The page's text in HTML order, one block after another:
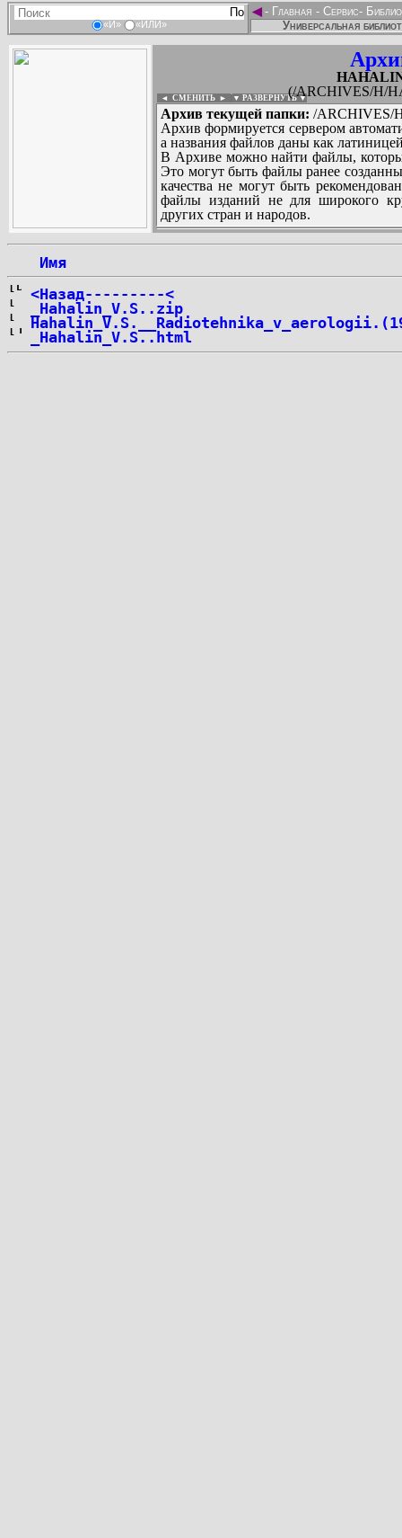
«И» «ИЛИ»
◄- Главная - Сервис-
Универсальная
(/ARCHIVES/H/
◄ СМЕНИТЬ ► ▼ РАЗВЕРНУТЬ ▼
Архив текущей папки: /ARCHIVES/
Архив формируется сервером
а названия файлов даны как
В Архиве можно найти файлы,
Это могут быть файлы ранее
качества не могут быть
файлы изданий не для широкого
других стран и народов.
Имя
<Назад---------<
_Hahalin_V.S..zip
_Hahalin_V.S..html